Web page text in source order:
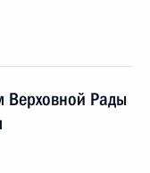
Верховной Рады